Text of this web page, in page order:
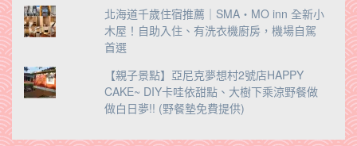
北海道千歲住宿推薦｜SMA・MO inn 全新小
木屋！自助入住、有洗衣機廚房，機場自駕
首選
【親子景點】亞尼克夢想村2號店HAPPY
CAKE~ DIY卡哇依甜點、大樹下乘涼野餐做
做白日夢!! (野餐墊免費提供)